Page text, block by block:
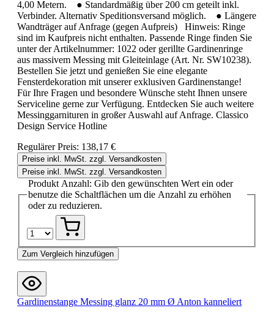
4,00 Metern. ● Standardmäßig über 200 cm geteilt inkl.
Verbinder. Alternativ Speditionsversand möglich. ● Längere
Wandträger auf Anfrage (gegen Aufpreis) Hinweis: Ringe
sind im Kaufpreis nicht enthalten. Passende Ringe finden Sie
unter der Artikelnummer: 1022 oder gerillte Gardinenringe
aus massivem Messing mit Gleiteinlage (Art. Nr. SW10238).
Bestellen Sie jetzt und genießen Sie eine elegante
Fensterdekoration mit unserer exklusiven Gardinenstange!
Für Ihre Fragen und besondere Wünsche steht Ihnen unsere
Serviceline gerne zur Verfügung. Entdecken Sie auch weitere
Messinggarnituren in großer Auswahl auf Anfrage. Classico
Design Service Hotline
Regulärer Preis: 138,17 €
Preise inkl. MwSt. zzgl. Versandkosten
Preise inkl. MwSt. zzgl. Versandkosten
Produkt Anzahl: Gib den gewünschten Wert ein oder
benutze die Schaltflächen um die Anzahl zu erhöhen
oder zu reduzieren.
Zum Vergleich hinzufügen
Gardinenstange Messing glanz 20 mm Ø Anton kanneliert